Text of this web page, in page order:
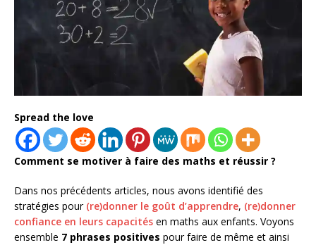
Spread the love
Comment se motiver à faire des maths et réussir ?
Dans nos précédents articles, nous avons identifié des
stratégies pour (re)donner le goût d’apprendre, (re)donner
confiance en leurs capacités en maths aux enfants. Voyons
ensemble 7 phrases positives pour faire de même et ainsi